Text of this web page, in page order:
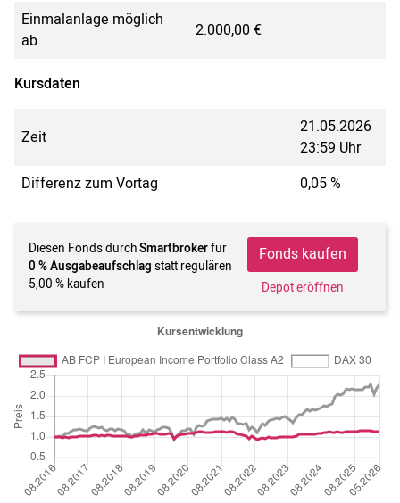
Einmalanlage möglich
ab
2.000,00 €
Kursdaten
Zeit
21.05.2026
23:59 Uhr
Differenz zum Vortag
0,05 %
Diesen Fonds durchSmartbrokerfür
0 % Ausgabeaufschlag statt regulären
5,00 % kaufen
Fonds kaufen
Depot eröffnen